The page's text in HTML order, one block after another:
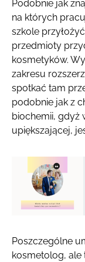
Podobnie jak
na których
szkole
przedmioty
kosmetyków.
zakresu
spotkać tam
podobnie jak z
biochemii, gdyż
upiększającej,
Poszczególne
kosmetolog, ale